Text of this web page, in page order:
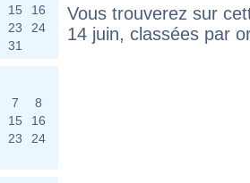
15
16
23
24
31
7
8
15
16
23
24
Vous trouverez sur
14 juin, classées par